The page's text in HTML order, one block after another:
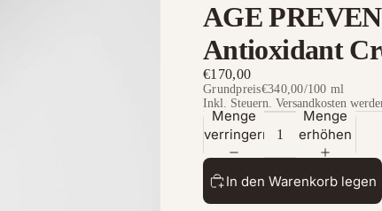
AGE
Antioxidant
€170,00
Grundpreis€340,00/100 ml
Inkl. Steuern. Versandkosten
Menge
verringern
Menge
erhöhen
In den Warenkorb legen